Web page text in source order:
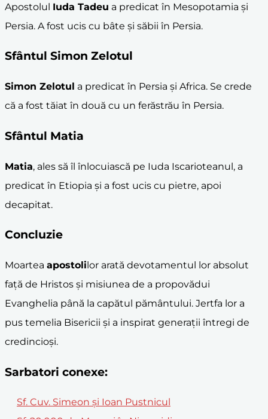
Apostolul Iuda Tadeu a predicat în Mesopotamia și
Persia. A fost ucis cu bâte și săbii în Persia.
Sfântul Simon Zelotul
Simon Zelotul a predicat în Persia și Africa. Se crede
că a fost tăiat în două cu un ferăstrău în Persia.
Sfântul Matia
Matia, ales să îl înlocuiască pe Iuda Iscarioteanul, a
predicat în Etiopia și a fost ucis cu pietre, apoi
decapitat.
Concluzie
Moartea apostolilor arată devotamentul lor absolut
față de Hristos și misiunea de a propovădui
Evanghelia până la capătul pământului. Jertfa lor a
pus temelia Bisericii și a inspirat generații întregi de
credincioși.
Sarbatori conexe:
Sf. Cuv. Simeon și Ioan Pustnicul